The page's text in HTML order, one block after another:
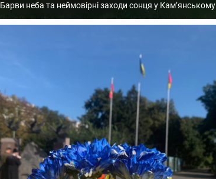
Барви неба та неймовірні заходи сонця у Кам’янському